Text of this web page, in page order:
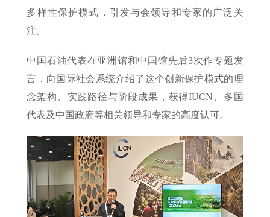
多样性保护模式，引发与会领导和专家的广泛关
注。
中国石油代表在亚洲馆和中国馆先后3次作专题发
言，向国际社会系统介绍了这个创新保护模式的理
念架构、实践路径与阶段成果，获得IUCN、多国
代表及中国政府等相关领导和专家的高度认可。